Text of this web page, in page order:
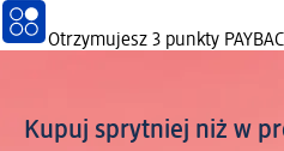
Otrzymujesz 3 punkty
Kupuj sprytniej niż w